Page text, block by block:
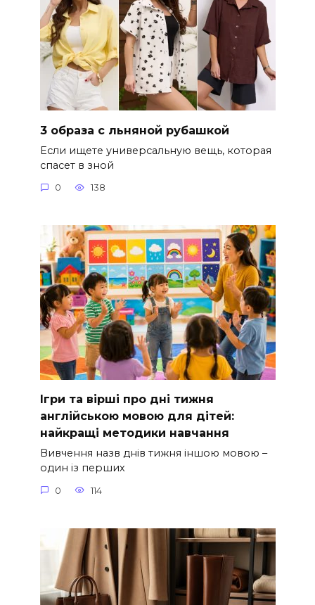
3 образа с льняной рубашкой
Если ищете универсальную вещь, которая
спасет в зной
0 138
Ігри та вірші про дні тижня
англійською мовою для дітей:
найкращі методики навчання
Вивчення назв днів тижня іншою мовою –
один із перших
0 114